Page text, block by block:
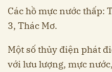
Các hồ mực nước thấp:
3, Thác Mơ.
Một số thủy điện phát
với lưu lượng, mực